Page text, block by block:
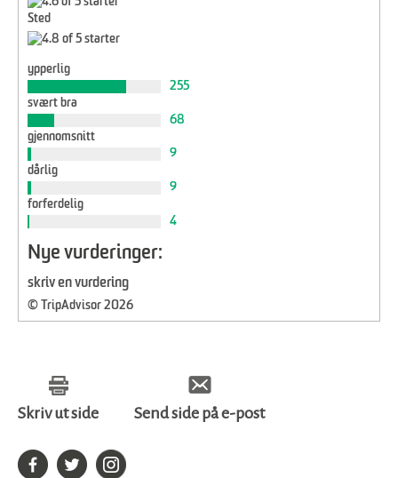
Sted
ypperlig
255
svært bra
68
gjennomsnitt
9
dårlig
9
forferdelig
4
Nye vurderinger:
skriv en vurdering
© TripAdvisor 2026
Skriv ut side Send side på e-post